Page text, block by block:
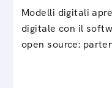
Modelli digitali
digitale con il
open source: